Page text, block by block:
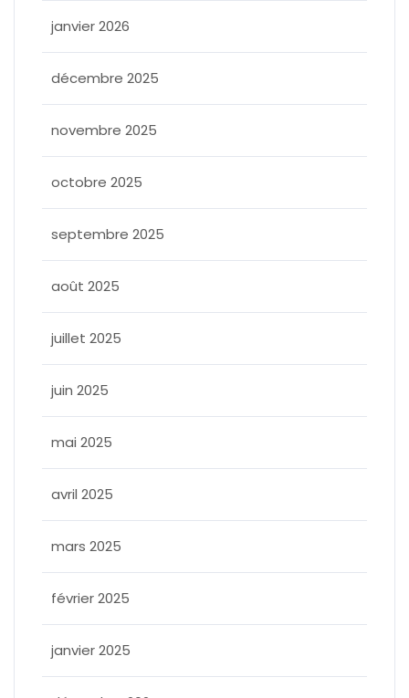
janvier 2026
décembre 2025
novembre 2025
octobre 2025
septembre 2025
août 2025
juillet 2025
juin 2025
mai 2025
avril 2025
mars 2025
février 2025
janvier 2025